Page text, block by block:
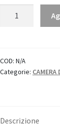
Toscana
Telerie"
COD: N/A
Categorie: CAMERA
Descrizione